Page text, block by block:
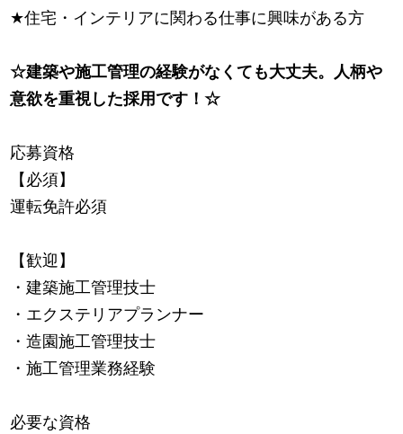
★住宅・インテリアに関わる仕事に興味がある方
☆建築や施工管理の経験がなくても大丈夫。人柄や
意欲を重視した採用です！☆
応募資格
【必須】
運転免許必須
【歓迎】
・建築施工管理技士
・エクステリアプランナー
・造園施工管理技士
・施工管理業務経験
必要な資格